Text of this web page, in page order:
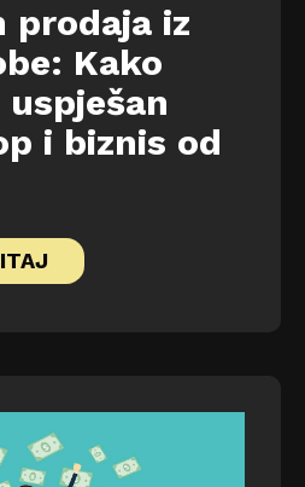
prodaja iz
Kako
i biznis od